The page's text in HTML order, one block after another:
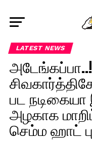
LATEST NEWS
அடேங்கப்பா..!
பட
அழகாக
செம்ம ஹாட்